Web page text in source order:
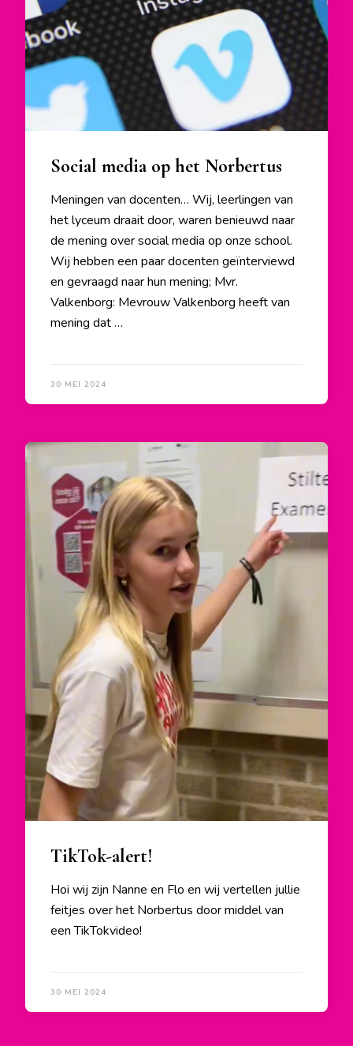
Social media op het Norbertus
Meningen van docenten… Wij, leerlingen van
het lyceum draait door, waren benieuwd naar
de mening over social media op onze school.
Wij hebben een paar docenten geïnterviewd
en gevraagd naar hun mening; Mvr.
Valkenborg: Mevrouw Valkenborg heeft van
mening dat …
30 MEI 2024
TikTok-alert!
Hoi wij zijn Nanne en Flo en wij vertellen jullie
feitjes over het Norbertus door middel van
een TikTokvideo!
30 MEI 2024